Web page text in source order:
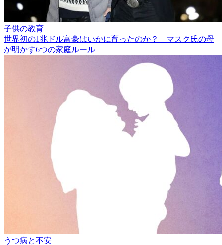
子供の教育
世界初の1兆ドル富豪はいかに育ったのか？ マスク氏の母
が明かす6つの家庭ルール
うつ病と不安